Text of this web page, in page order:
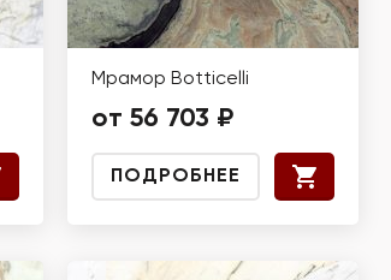
Мрамор Botticelli
от 56 703 ₽
ПОДРОБНЕЕ